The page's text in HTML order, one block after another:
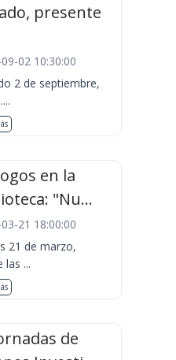
presente
02 10:30:00
2 de septiembre,
en la
"Nu...
21 18:00:00
21 de marzo,
las ...
de